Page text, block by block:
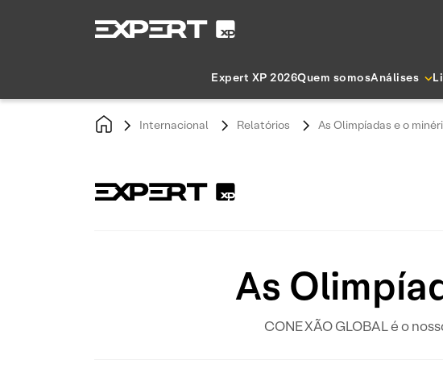
Expert XP 2026Quem somosAnálises
Internacional Relatórios As Olimpíadas e o
As
CONEXÃO GLOBAL é o